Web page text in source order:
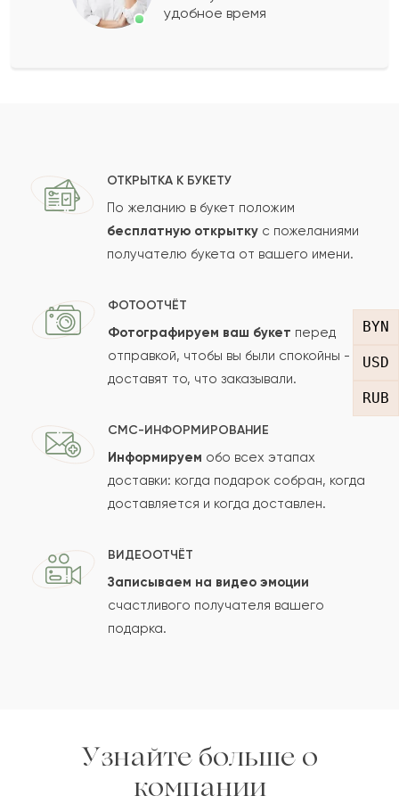
BYN
USD
RUB
Ваш e-mail
Отзыв
Сколько будет
Отзыв будет опубликован после проверки.
Проверяем на спам.
удобное время
ОТКРЫТКА К БУКЕТУ
По желанию в букет положим
бесплатную открытку с пожеланиями
получателю букета от вашего имени.
ФОТООТЧЁТ
Фотографируем ваш букет перед
отправкой, чтобы вы были спокойны -
доставят то, что заказывали.
СМС-ИНФОРМИРОВАНИЕ
Информируем обо всех этапах
доставки: когда подарок собран, когда
доставляется и когда доставлен.
ВИДЕООТЧЁТ
Записываем на видео эмоции
счастливого получателя вашего
подарка.
Узнайте больше о
компании